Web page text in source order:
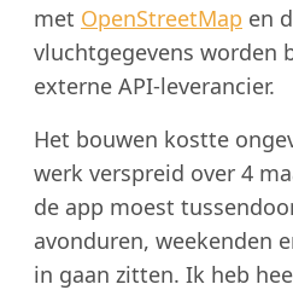
met OpenStreetMap en
vluchtgegevens worden
externe API-leverancier.
Het bouwen kostte
werk verspreid over 4
de app moest
avonduren, weekenden
in gaan zitten. Ik heb